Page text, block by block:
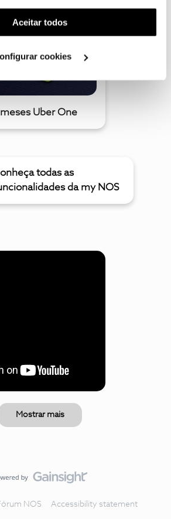
anúncios aos seus interesses
personalizada). Pode gerir a
clicando em "Configurar
Aceitar todos
cookies
Uber One
todas as
da my NOS
Mostrar mais
NOS Accessibility statement